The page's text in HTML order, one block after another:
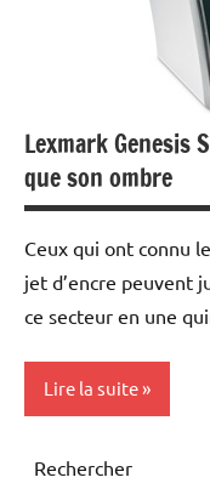
Lexmark Genesis
que son ombre
Ceux qui ont connu
jet d’encre peuvent
ce secteur en une
Lire la suite
Periphériques
Rechercher